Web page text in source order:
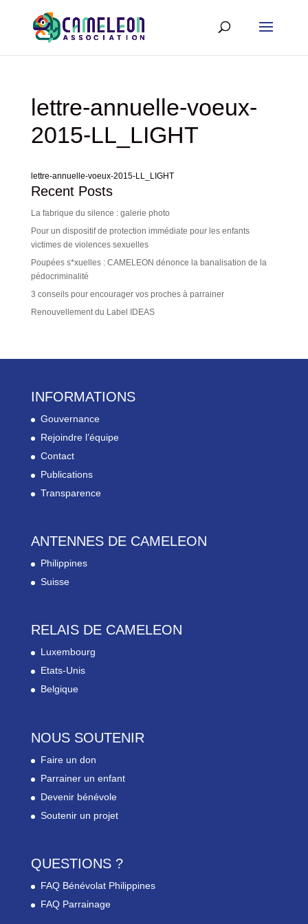
lettre-annuelle-voeux-
2015-LL_LIGHT
lettre-annuelle-voeux-2015-LL_LIGHT
Recent Posts
La fabrique du silence : galerie photo
Pour un dispositif de protection immédiate pour les enfants
victimes de violences sexuelles
Poupées s*xuelles : CAMELEON dénonce la banalisation de la
pédocriminalité
3 conseils pour encourager vos proches à parrainer
Renouvellement du Label IDEAS
INFORMATIONS
Gouvernance
Rejoindre l’équipe
Contact
Publications
Transparence
ANTENNES DE CAMELEON
Philippines
Suisse
RELAIS DE CAMELEON
Luxembourg
Etats-Unis
Belgique
NOUS SOUTENIR
Faire un don
Parrainer un enfant
Devenir bénévole
Soutenir un projet
QUESTIONS ?
FAQ Bénévolat Philippines
FAQ Parrainage